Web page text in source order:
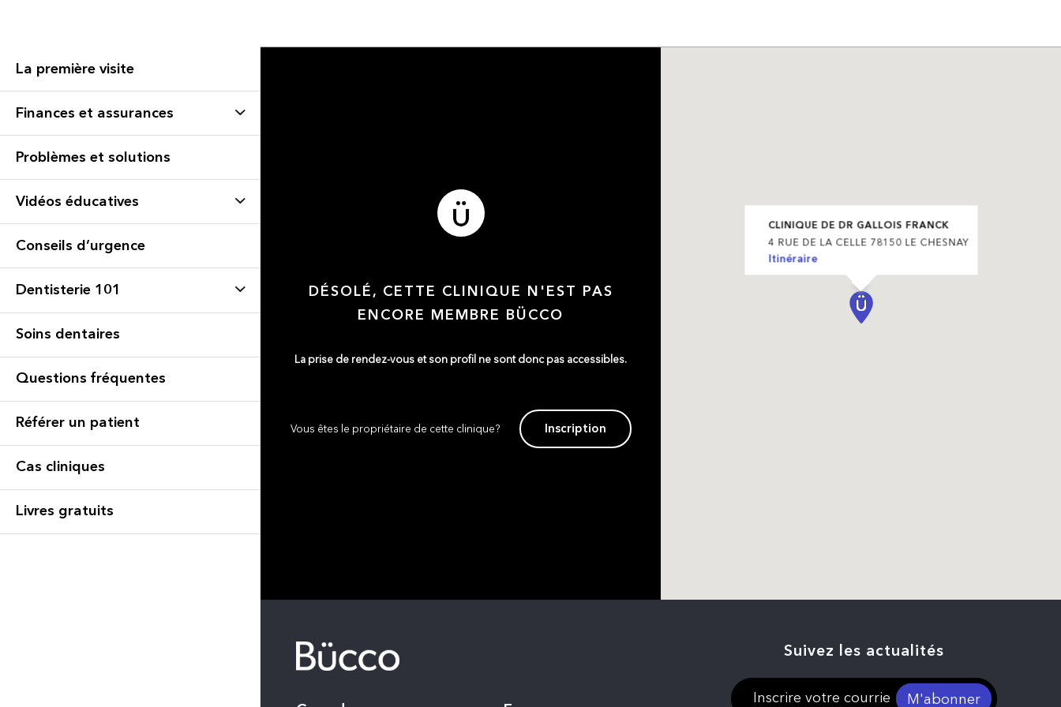
La première visite
Finances et assurances
Problèmes et solutions
Vidéos éducatives
Conseils d’urgence
Dentisterie 101
Soins dentaires
Questions fréquentes
Référer un patient
Cas cliniques
Livres gratuits
DÉSOLÉ, CETTE CLINIQUE N'EST PAS
ENCORE MEMBRE BÜCCO
La prise de rendez-vous et son profil ne sont donc pas accessibles.
Vous êtes le propriétaire de cette clinique? Inscription
CLINIQUE DE DR GALLOIS FRANCK
4 RUE DE LA CELLE 78150 LE CHESNAY
Itinéraire
Suivez les actualités
M'abonner